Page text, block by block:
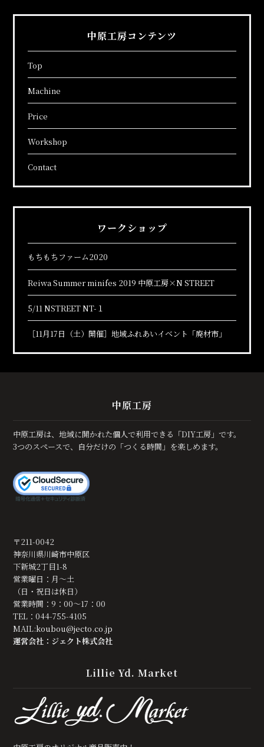
中原工房コンテンツ
Top
Machine
Price
Workshop
Contact
ワークショップ
もちもちファーム2020
Reiwa Summer minifes 2019 中原工房×N STREET
5/11 NSTREET NT-１
［11月17日（土）開催］地域ふれあいイベント「廃材市」
中原工房
中原工房は、地域に開かれた個人で利用できる「DIY工房」です。
3つのスペースで、自分だけの「つくる時間」を楽しめます。
〒211-0042
神奈川県川崎市中原区
下新城2丁目1-8
営業曜日：月～土
（日・祝日は休日）
営業時間：9：00～17：00
TEL：044-755-4105
MAIL:koubou@jecto.co.jp
運営会社：ジェクト株式会社
Lillie Yd. Market